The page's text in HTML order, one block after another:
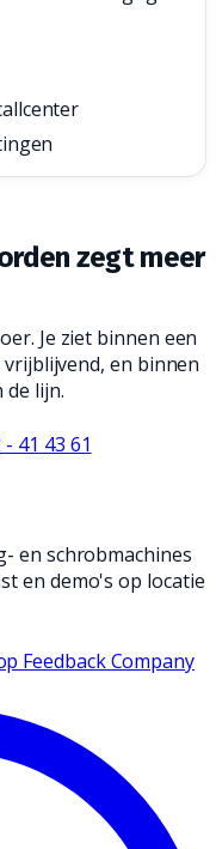
zegt meer
Je ziet binnen een
en binnen
de lijn.
- 41 43 61
en schrobmachines
en demo's op locatie
Feedback Company